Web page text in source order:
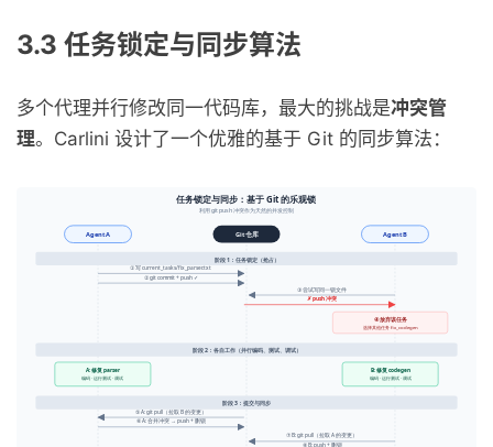
3.3 任务锁定与同步算法
多个代理并行修改同一代码库，最大的挑战是冲突管
理。Carlini 设计了一个优雅的基于 Git 的同步算法：